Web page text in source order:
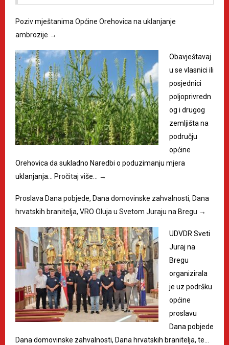
Poziv mještanima Općine Orehovica na uklanjanje
ambrozije →
Obavještavaj
u se vlasnici ili
posjednici
poljoprivredn
og i drugog
zemljišta na
području
općine
Orehovica da sukladno Naredbi o poduzimanju mjera
uklanjanja… Pročitaj više… →
Proslava Dana pobjede, Dana domovinske zahvalnosti, Dana
hrvatskih branitelja, VRO Oluja u Svetom Juraju na Bregu →
UDVDR Sveti
Juraj na
Bregu
organizirala
je uz podršku
općine
proslavu
Dana pobjede
Dana domovinske zahvalnosti, Dana hrvatskih branitelja, te…